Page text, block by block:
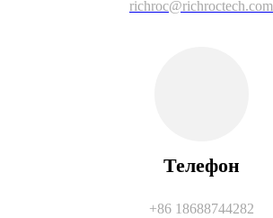
richroc@richroctech.com
Телефон
+86 18688744282